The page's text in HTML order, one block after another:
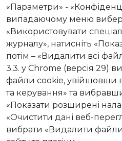
«Параметри» -
випадаючому меню
«Використовувати
журналу», натисніть
потім – «Видалити всі
3.3. у Chrome (версія 29)
файли cookie, увійшовши
та керування» та
«Показати розширені
«Очистити дані веб-
вибрати «Видалити файли